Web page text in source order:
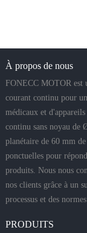
À propos de nous
FONECC MOTOR est
courant continu pour
médicaux et
continu sans noyau de
planétaire de 60 mm
ponctuelles pour
produits. Nous nous
nos clients grâce à un
processus et des
PRODUITS